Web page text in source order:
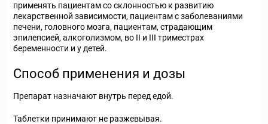
применять пациентам со склонностью к развитию
лекарственной зависимости, пациентам с заболеваниями
печени, головного мозга, пациентам, страдающим
эпилепсией, алкоголизмом, во II и III триместрах
беременности и у детей.
Способ применения и дозы
Препарат назначают внутрь перед едой.
Таблетки принимают не разжевывая.